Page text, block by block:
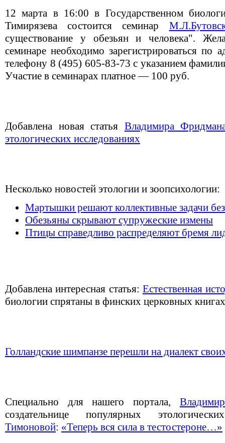
12 марта в 16:00 в Государственном
Тимирязева состоится семинар
существование у обезьян и человека".
семинаре необходимо зарегистрироваться по
телефону 8 (495) 605-83-73 с указанием
Участие в семинарах платное — 100 руб.
Добавлена новая статья Владимира
этологических исследованиях
Несколько новостей этологии и зоопсихологии:
Мартышки решают коллективные задачи
Обезьяны скрывают супружеские измены
Птицы справедливо распределяют бремя
Добавлена интересная статья: Естественная
биологии спрятаны в финских церковных
Голландские шимпанзе перешли на диалект
Специально для нашего портала,
создательнице популярных
Тимоновой: «Теперь вся сила в тестостероне…»